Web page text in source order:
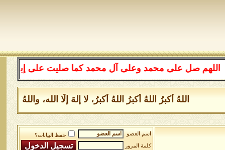
صل على محمد وعلى آل محمد كما صليت على إبراهيم وعلى
اللهُ أكبرُ اللهُ أكبرُ اللهُ أكبرُ، لا إلهَ إلَّا الله، واللهُ
اسم العضو
حفظ البيانات؟
كلمة المرور